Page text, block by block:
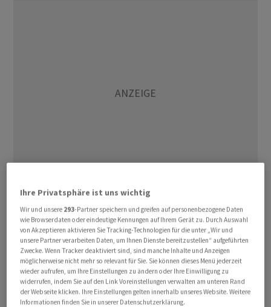
Gemäss dem Artikel hat Peter Spuhler, der einen Anteil
von rund 20 Prozent an der Gruppe hält, bei internen
Diskussionen seinen Favoriten und den aktuellen Chef
der Aebi-Schmidt-Gruppe Barend Fruithof nicht als
Kandidaten durchgebracht. Seine Nomination sei am
Widerstand von Grossaktionär Martin Haefner
gescheitert. Die Gründe für die Ablehnung blieben
Ihre Privatsphäre ist uns wichtig
Wir und unsere 293-Partner speichern und greifen auf personenbezogene Daten
wie Browserdaten oder eindeutige Kennungen auf Ihrem Gerät zu. Durch Auswahl
von Akzeptieren aktivieren Sie Tracking-Technologien für die unter „Wir und
unsere Partner verarbeiten Daten, um Ihnen Dienste bereitzustellen“ aufgeführten
Zwecke. Wenn Tracker deaktiviert sind, sind manche Inhalte und Anzeigen
möglicherweise nicht mehr so relevant für Sie. Sie können dieses Menü jederzeit
wieder aufrufen, um Ihre Einstellungen zu ändern oder Ihre Einwilligung zu
widerrufen, indem Sie auf den Link Voreinstellungen verwalten am unteren Rand
der Webseite klicken. Ihre Einstellungen gelten innerhalb unseres Website. Weitere
Informationen finden Sie in unserer Datenschutzerklärung.